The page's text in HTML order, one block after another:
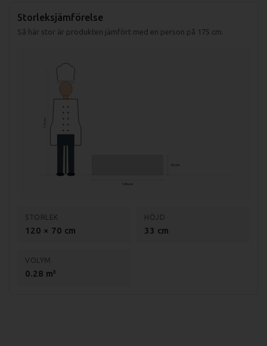
Storleksjämförelse
Så här stor är produkten jämfört med en person på 175 cm.
175 cm
33 cm
120 cm
STORLEK
120 × 70 cm
HÖJD
33 cm
VOLYM
0.28 m³